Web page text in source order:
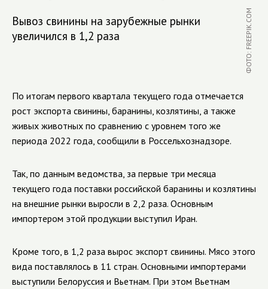
Вывоз свинины на зарубежные рынки
увеличился в 1,2 раза
ФОТО: FREEPIK.COM
По итогам первого квартала текущего года отмечается
рост экспорта свинины, баранины, козлятины, а также
живых животных по сравнению с уровнем того же
периода 2022 года, сообщили в Россельхознадзоре.
Так, по данным ведомства, за первые три месяца
текущего года поставки российской баранины и козлятины
на внешние рынки выросли в 2,2 раза. Основным
импортером этой продукции выступил Иран.
Кроме того, в 1,2 раза вырос экспорт свинины. Мясо этого
вида поставлялось в 11 стран. Основными импортерами
выступили Белоруссия и Вьетнам. При этом Вьетнам